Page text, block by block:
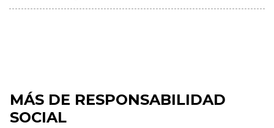
MÁS DE RESPONSABILIDAD
SOCIAL